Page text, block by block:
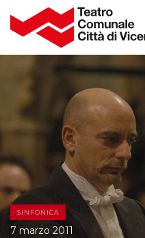
SINFONICA
7 marzo 2011